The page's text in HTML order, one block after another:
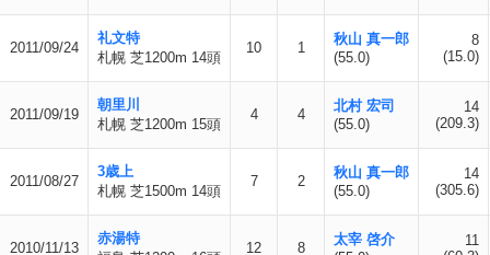
2011/09/24
礼文特
札幌 芝1200m 14頭
10 1
秋山 真一郎
(55.0)
8
(15.0)
2011/09/19
朝里川
札幌 芝1200m 15頭
4 4
北村 宏司
(55.0)
14
(209.3)
2011/08/27
3歳上
札幌 芝1500m 14頭
7 2
秋山 真一郎
(55.0)
14
(305.6)
2010/11/13
赤湯特
12 8
太宰 啓介
11